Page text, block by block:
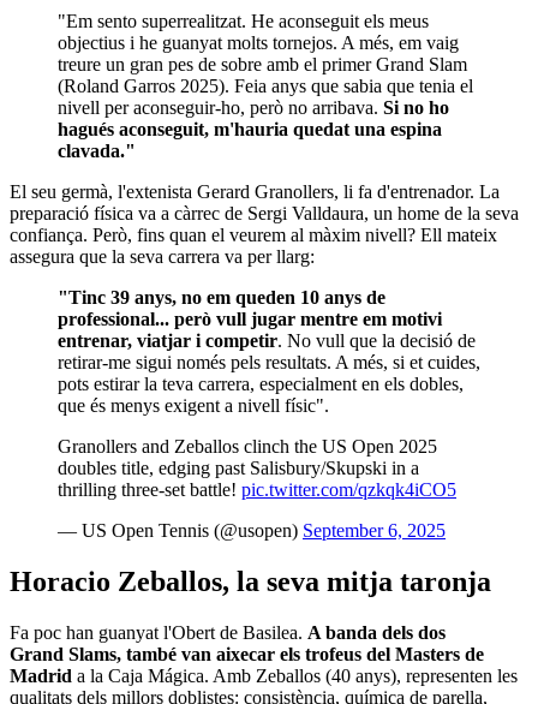
"Em sento superrealitzat. He aconseguit els meus
objectius i he guanyat molts tornejos. A més, em vaig
treure un gran pes de sobre amb el primer Grand Slam
(Roland Garros 2025). Feia anys que sabia que tenia el
nivell per aconseguir-ho, però no arribava. Si no ho
hagués aconseguit, m'hauria quedat una espina
clavada."
El seu germà, l'extenista Gerard Granollers, li fa d'entrenador. La
preparació física va a càrrec de Sergi Valldaura, un home de la seva
confiança. Però, fins quan el veurem al màxim nivell? Ell mateix
assegura que la seva carrera va per llarg:
"Tinc 39 anys, no em queden 10 anys de
professional... però vull jugar mentre em motivi
entrenar, viatjar i competir. No vull que la decisió de
retirar-me sigui només pels resultats. A més, si et cuides,
pots estirar la teva carrera, especialment en els dobles,
que és menys exigent a nivell físic".
Granollers and Zeballos clinch the US Open 2025
doubles title, edging past Salisbury/Skupski in a
thrilling three-set battle! pic.twitter.com/qzkqk4iCO5
— US Open Tennis (@usopen) September 6, 2025
Horacio Zeballos, la seva mitja taronja
Fa poc han guanyat l'Obert de Basilea. A banda dels dos
Grand Slams, també van aixecar els trofeus del Masters de
Madrid a la Caja Mágica. Amb Zeballos (40 anys), representen les
qualitats dels millors doblistes: consistència, química de parella,